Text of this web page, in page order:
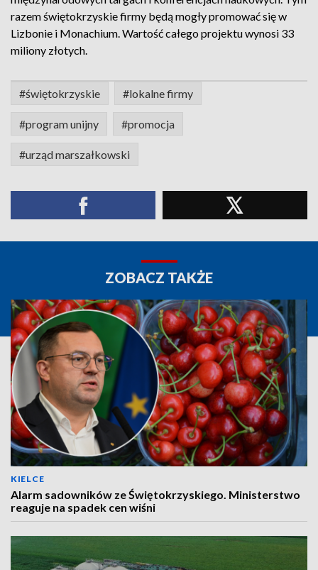
razem świętokrzyskie firmy będą mogły promować się w
Lizbonie i Monachium. Wartość całego projektu wynosi 33
miliony złotych.
#świętokrzyskie #lokalne firmy
#program unijny #promocja
#urząd marszałkowski
ZOBACZ TAKŻE
KIELCE
Alarm sadowników ze Świętokrzyskiego. Ministerstwo
reaguje na spadek cen wiśni